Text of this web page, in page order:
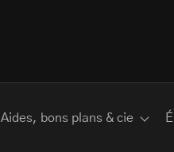
Aides, bons plans & cie